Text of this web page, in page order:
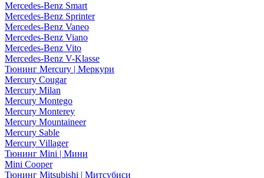
Mercedes-Benz Smart
Mercedes-Benz Sprinter
Mercedes-Benz Vaneo
Mercedes-Benz Viano
Mercedes-Benz Vito
Mercedes-Benz V-Klasse
Тюнинг Mercury | Меркури
Mercury Cougar
Mercury Milan
Mercury Montego
Mercury Monterey
Mercury Mountaineer
Mercury Sable
Mercury Villager
Тюнинг Mini | Мини
Mini Cooper
Тюнинг Mitsubishi | Митсубиси